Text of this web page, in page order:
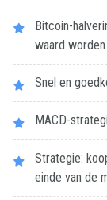
Bitcoin-
waard
Snel en
MACD-
Strategie:
einde van de